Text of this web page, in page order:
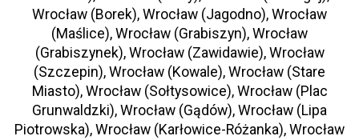
Wrocław (Borek), Wrocław (Jagodno), Wrocław
(Maślice), Wrocław (Grabiszyn), Wrocław
(Grabiszynek), Wrocław (Zawidawie), Wrocław
(Szczepin), Wrocław (Kowale), Wrocław (Stare
Miasto), Wrocław (Sołtysowice), Wrocław (Plac
Grunwaldzki), Wrocław (Gądów), Wrocław (Lipa
Piotrowska), Wrocław (Karłowice-Różanka), Wrocław